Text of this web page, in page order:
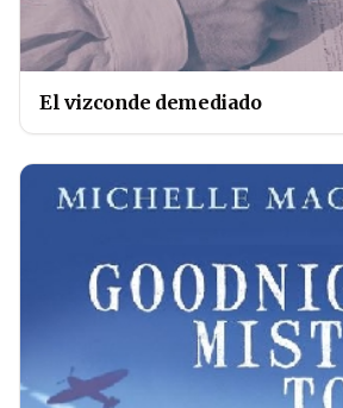
El vizconde demediado